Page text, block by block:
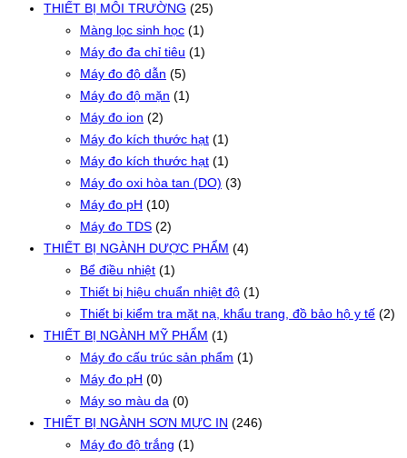
THIẾT BỊ MÔI TRƯỜNG (25)
Màng lọc sinh học (1)
Máy đo đa chỉ tiêu (1)
Máy đo độ dẫn (5)
Máy đo độ mặn (1)
Máy đo ion (2)
Máy đo kích thước hạt (1)
Máy đo kích thước hạt (1)
Máy đo oxi hòa tan (DO) (3)
Máy đo pH (10)
Máy đo TDS (2)
THIẾT BỊ NGÀNH DƯỢC PHẨM (4)
Bể điều nhiệt (1)
Thiết bị hiệu chuẩn nhiệt độ (1)
Thiết bị kiểm tra mặt nạ, khẩu trang, đồ bảo hộ y tế (2)
THIẾT BỊ NGÀNH MỸ PHẨM (1)
Máy đo cấu trúc sản phẩm (1)
Máy đo pH (0)
Máy so màu da (0)
THIẾT BỊ NGÀNH SƠN MỰC IN (246)
Máy đo độ trắng (1)